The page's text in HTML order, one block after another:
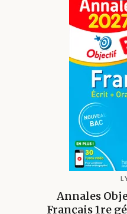
Annales
Français 1re